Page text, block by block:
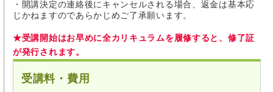
・開講決定の連絡後にキャンセルされる場合、返金は基本応
じかねますのであらかじめご了承願います。
★受講開始はお早めに全カリキュラムを履修すると、修了証
が発行されます。
受講料・費用